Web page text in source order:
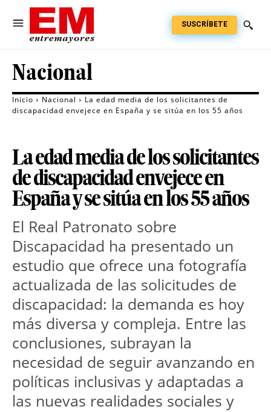
SUSCRÍBETE
Nacional
Inicio Nacional
La edad media de los solicitantes de
discapacidad envejece en España y se sitúa en los 55 años
La edad media de los solicitantes
de discapacidad envejece en
España y se sitúa en los 55 años
El Real Patronato sobre
Discapacidad ha presentado un
estudio que ofrece una fotografía
actualizada de las solicitudes de
discapacidad: la demanda es hoy
más diversa y compleja. Entre las
conclusiones, subrayan la
necesidad de seguir avanzando en
políticas inclusivas y adaptadas a
las nuevas realidades sociales y